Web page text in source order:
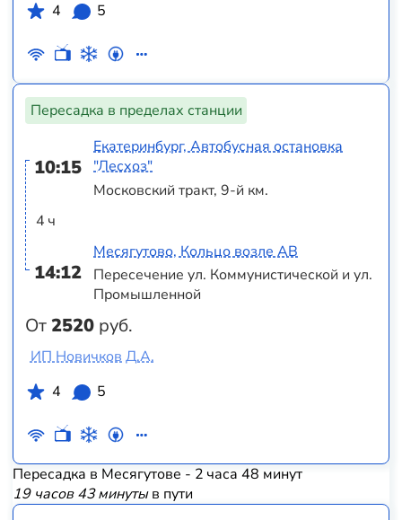
4
5
Пересадка в пределах станции
10:15
4 ч
14:12
От2520 руб.
Екатеринбург, Автобусная остановка
"Лесхоз"
Московский тракт, 9-й км.
Месягутово, Кольцо возле АВ
Пересечение ул. Коммунистической и ул.
Промышленной
ИП Новичков Д.А.
4
5
Пересадка в Месягутове - 2 часа 48 минут
19 часов 43 минутыв пути